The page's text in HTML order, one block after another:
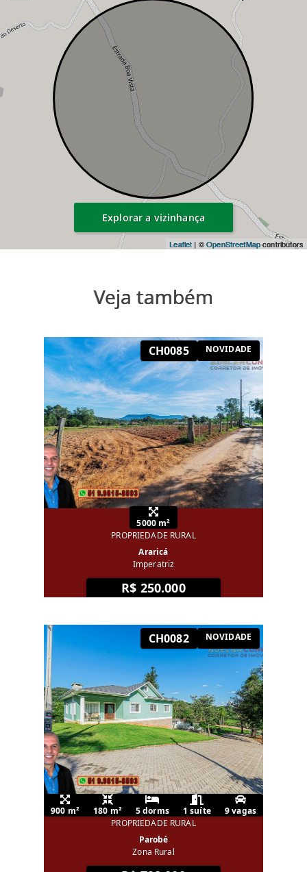
Leaflet | ©OpenStreetMapcontributors
Explorar a vizinhança
Veja também
CH0085 NOVIDADE
5000 m²
PROPRIEDADE RURAL
Araricá
Imperatriz
R$ 250.000
CH0082 NOVIDADE
900 m² 180 m² 5 dorms 1 suíte
9 vagas
PROPRIEDADE RURAL
Parobé
Zona Rural